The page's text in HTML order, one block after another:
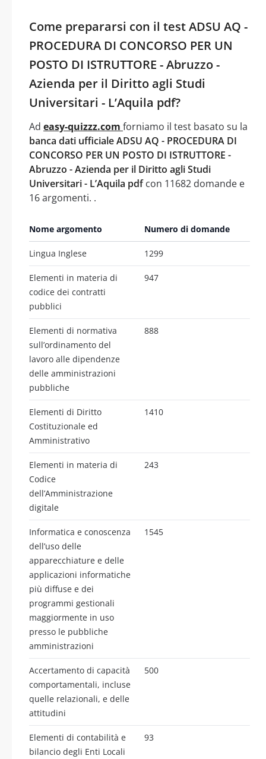
Come prepararsi con il test ADSU AQ -
PROCEDURA DI CONCORSO PER UN
POSTO DI ISTRUTTORE - Abruzzo -
Azienda per il Diritto agli Studi
Universitari - L’Aquila pdf?
Ad easy-quizzz.com forniamo il test basato su la
banca dati ufficiale ADSU AQ - PROCEDURA DI
CONCORSO PER UN POSTO DI ISTRUTTORE -
Abruzzo - Azienda per il Diritto agli Studi
Universitari - L’Aquila pdfcon 11682 domande e
16 argomenti. .
Nome argomento Numero di domande
Lingua Inglese 1299
Elementi in materia di
codice dei contratti
pubblici
947
Elementi di normativa
sull’ordinamento del
lavoro alle dipendenze
delle amministrazioni
pubbliche
888
Elementi di Diritto
Costituzionale ed
Amministrativo
1410
Elementi in materia di
Codice
dell’Amministrazione
digitale
243
Informatica e conoscenza
dell’uso delle
apparecchiature e delle
applicazioni informatiche
più diffuse e dei
programmi gestionali
maggiormente in uso
presso le pubbliche
amministrazioni
1545
Accertamento di capacità
comportamentali, incluse
quelle relazionali, e delle
attitudini
500
Elementi di contabilità e
bilancio degli Enti Locali
93